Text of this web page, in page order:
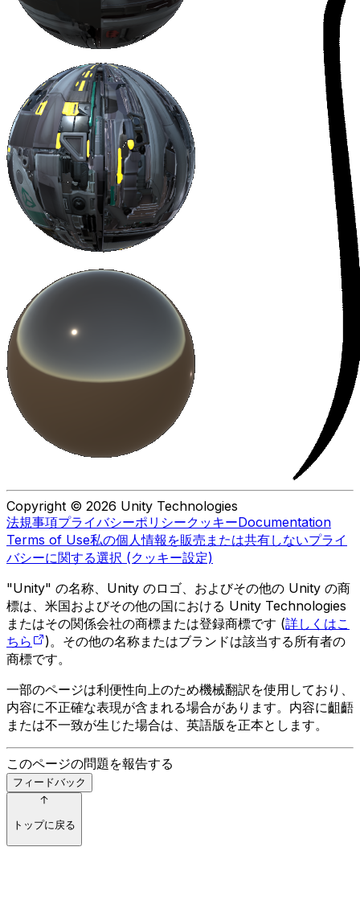
Copyright © 2026 Unity Technologies
法規事項プライバシーポリシークッキーDocumentation
Terms of Use私の個人情報を販売または共有しないプライ
バシーに関する選択 (クッキー設定)
"Unity" の名称、Unity のロゴ、およびその他の Unity の商
標は、米国およびその他の国における Unity Technologies
またはその関係会社の商標または登録商標です (詳しくはこ
ちら
)。その他の名称またはブランドは該当する所有者の
商標です。
一部のページは利便性向上のため機械翻訳を使用しており、
内容に不正確な表現が含まれる場合があります。内容に齟齬
または不一致が生じた場合は、英語版を正本とします。
このページの問題を報告する
フィードバック
トップに戻る